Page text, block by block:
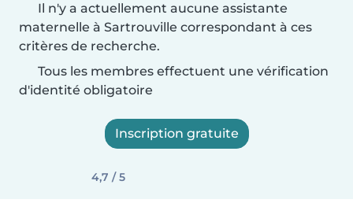
Il n'y a actuellement aucune assistante
maternelle à Sartrouville correspondant à ces
critères de recherche.
Tous les membres effectuent une vérification
d'identité obligatoire
Inscription gratuite
4,7 / 5